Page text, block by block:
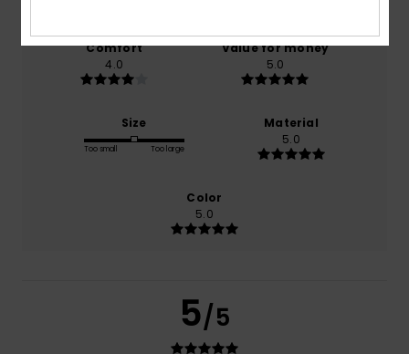
Comfort
4.0
Value for money
5.0
Size
Too small Too large
Material
5.0
Color
5.0
5/5